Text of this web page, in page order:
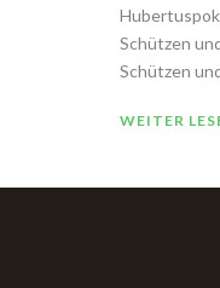
Schützen
Schützen
WEITER